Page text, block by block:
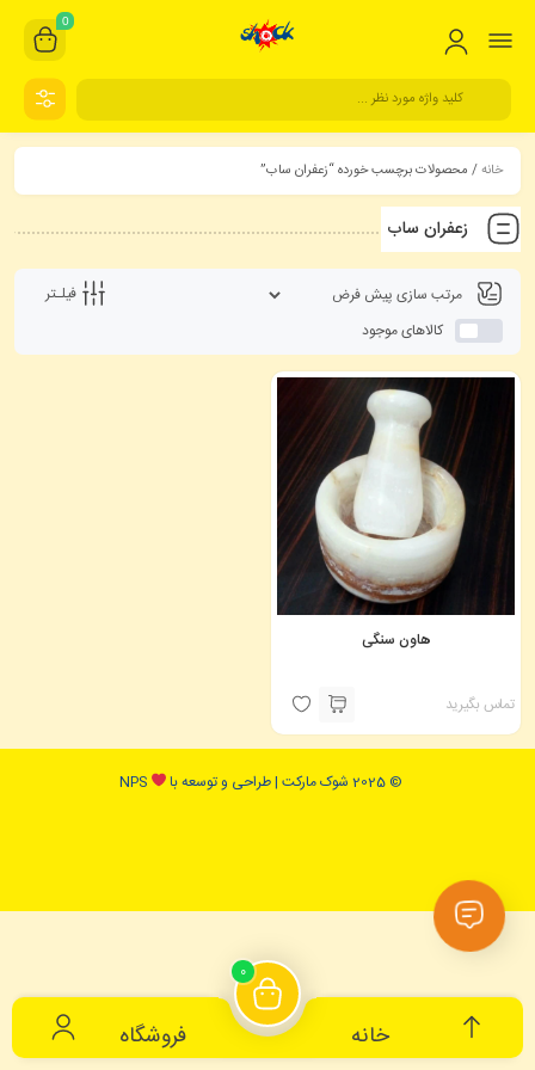
0
خانه/ محصولات برچسب خورده “زعفران ساب”
زعفران ساب
فیلـتر
کالاهای موجود
هاون سنگی
تماس بگیرید
خانه
0
فروشگاه
© 2025 شوک مارکت | طراحی و توسعه با NPS